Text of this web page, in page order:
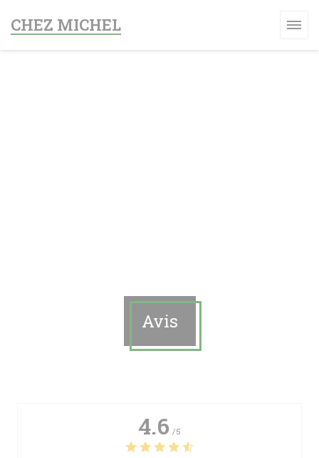
CHEZ MICHEL
Avis
4.6 /5